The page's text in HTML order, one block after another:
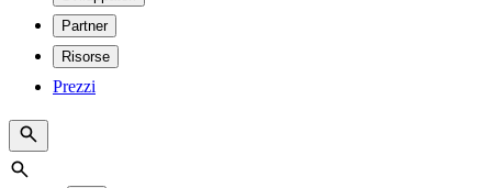
Partner
Risorse
Prezzi
Search